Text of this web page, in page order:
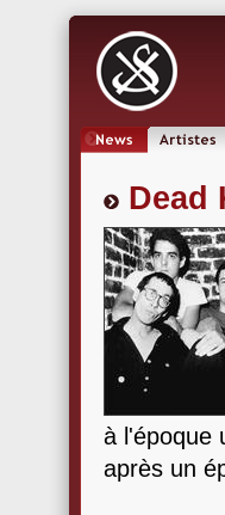
Dead
à l'époque
après un